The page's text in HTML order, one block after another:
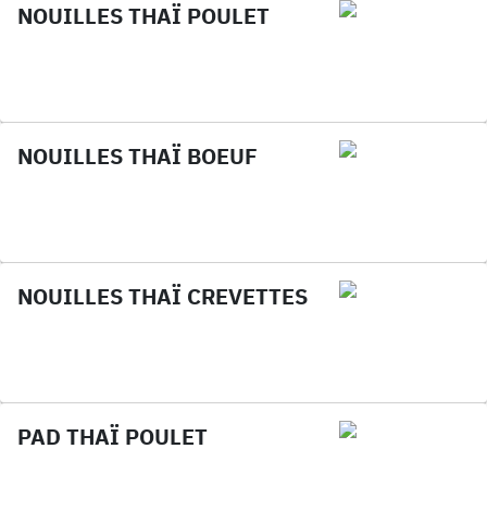
NOUILLES THAÏ POULET
NOUILLES THAÏ BOEUF
NOUILLES THAÏ CREVETTES
PAD THAÏ POULET